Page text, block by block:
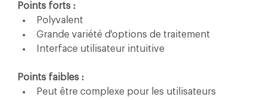
Points forts :
Polyvalent
Grande variété d'options de traitement
Interface utilisateur intuitive
Points faibles :
Peut être complexe pour les utilisateurs